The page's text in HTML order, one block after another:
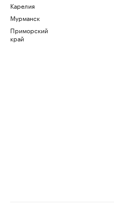
Карелия
Мурманск
Приморский
край